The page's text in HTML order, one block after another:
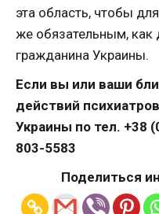
эта область, чтобы
же обязательным, как
гражданина Украины.
Если вы или ваши
действий
Украины по тел. +38
803-5583
Поделиться